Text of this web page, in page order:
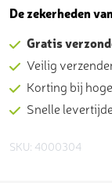
bedankjes
De zekerheden
Gratis
Veilig
Korting bij
Snelle
SKU: 4000304